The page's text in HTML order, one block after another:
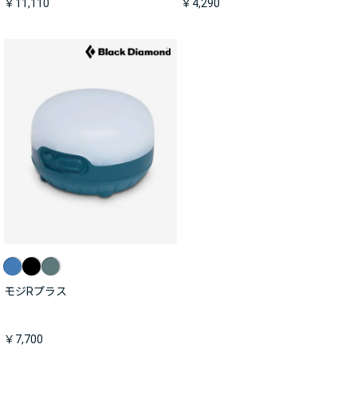
￥11,110 ￥4,290
モジRプラス
￥7,700